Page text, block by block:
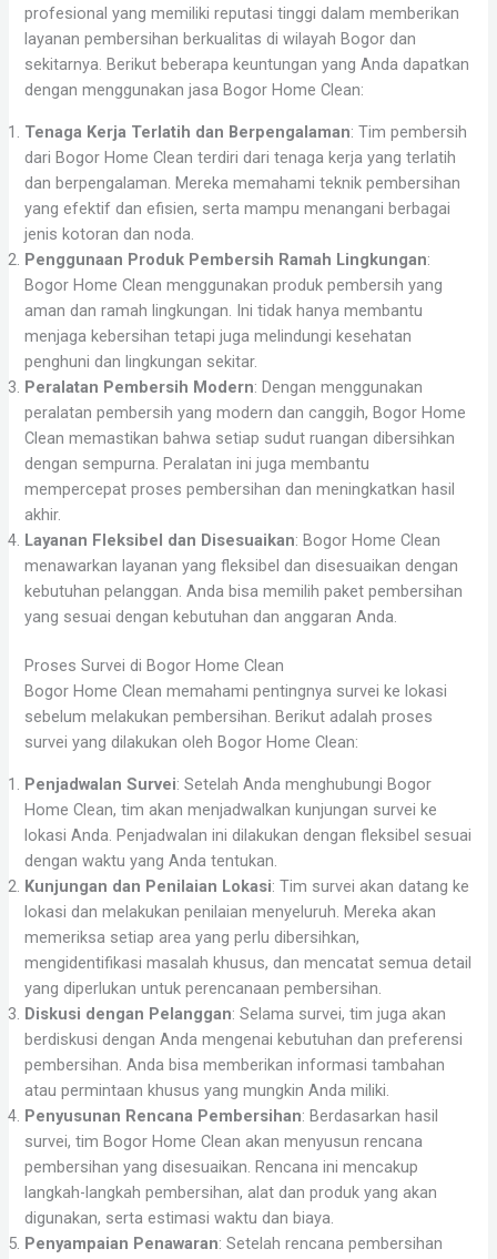
profesional yang memiliki reputasi tinggi dalam memberikan
layanan pembersihan berkualitas di wilayah Bogor dan
sekitarnya. Berikut beberapa keuntungan yang Anda dapatkan
dengan menggunakan jasa Bogor Home Clean:
Tenaga Kerja Terlatih dan Berpengalaman: Tim pembersih
dari Bogor Home Clean terdiri dari tenaga kerja yang terlatih
dan berpengalaman. Mereka memahami teknik pembersihan
yang efektif dan efisien, serta mampu menangani berbagai
jenis kotoran dan noda.
Penggunaan Produk Pembersih Ramah Lingkungan:
Bogor Home Clean menggunakan produk pembersih yang
aman dan ramah lingkungan. Ini tidak hanya membantu
menjaga kebersihan tetapi juga melindungi kesehatan
penghuni dan lingkungan sekitar.
Peralatan Pembersih Modern: Dengan menggunakan
peralatan pembersih yang modern dan canggih, Bogor Home
Clean memastikan bahwa setiap sudut ruangan dibersihkan
dengan sempurna. Peralatan ini juga membantu
mempercepat proses pembersihan dan meningkatkan hasil
akhir.
Layanan Fleksibel dan Disesuaikan: Bogor Home Clean
menawarkan layanan yang fleksibel dan disesuaikan dengan
kebutuhan pelanggan. Anda bisa memilih paket pembersihan
yang sesuai dengan kebutuhan dan anggaran Anda.
Proses Survei di Bogor Home Clean
Bogor Home Clean memahami pentingnya survei ke lokasi
sebelum melakukan pembersihan. Berikut adalah proses
survei yang dilakukan oleh Bogor Home Clean:
Penjadwalan Survei: Setelah Anda menghubungi Bogor
Home Clean, tim akan menjadwalkan kunjungan survei ke
lokasi Anda. Penjadwalan ini dilakukan dengan fleksibel sesuai
dengan waktu yang Anda tentukan.
Kunjungan dan Penilaian Lokasi: Tim survei akan datang ke
lokasi dan melakukan penilaian menyeluruh. Mereka akan
memeriksa setiap area yang perlu dibersihkan,
mengidentifikasi masalah khusus, dan mencatat semua detail
yang diperlukan untuk perencanaan pembersihan.
Diskusi dengan Pelanggan: Selama survei, tim juga akan
berdiskusi dengan Anda mengenai kebutuhan dan preferensi
pembersihan. Anda bisa memberikan informasi tambahan
atau permintaan khusus yang mungkin Anda miliki.
Penyusunan Rencana Pembersihan: Berdasarkan hasil
survei, tim Bogor Home Clean akan menyusun rencana
pembersihan yang disesuaikan. Rencana ini mencakup
langkah-langkah pembersihan, alat dan produk yang akan
digunakan, serta estimasi waktu dan biaya.
Penyampaian Penawaran: Setelah rencana pembersihan